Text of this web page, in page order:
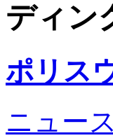
ポリス
ニュース